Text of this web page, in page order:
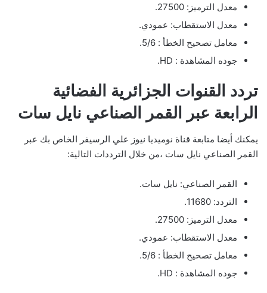
معدل الترميز: 27500.
معدل الاستقطاب: عمودي.
معامل تصحيح الخطأ : 5/6.
جوده المشاهدة : HD.
تردد القنوات الجزائرية الفضائية
الرابعة عبر القمر الصناعي نايل سات
يمكنك أيضا متابعة قناة نوميديا نيوز علي الرسيفر الخاص بك عبر
القمر الصناعي نايل سات ،من خلال الترددات التالية:
القمر الصناعي: نايل سات.
التردد: 11680.
معدل الترميز: 27500.
معدل الاستقطاب: عمودي.
معامل تصحيح الخطأ : 5/6.
جوده المشاهدة : HD.